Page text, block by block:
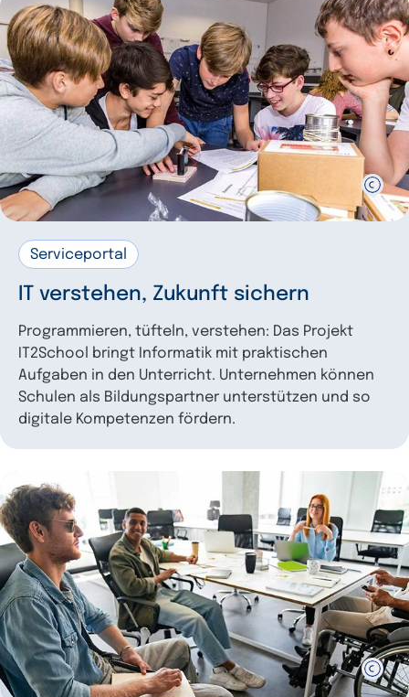
Serviceportal
IT verstehen, Zukunft sichern
Programmieren, tüfteln, verstehen: Das Projekt
IT2School bringt Informatik mit praktischen
Aufgaben in den Unterricht. Unternehmen können
Schulen als Bildungspartner unterstützen und so
digitale Kompetenzen fördern.